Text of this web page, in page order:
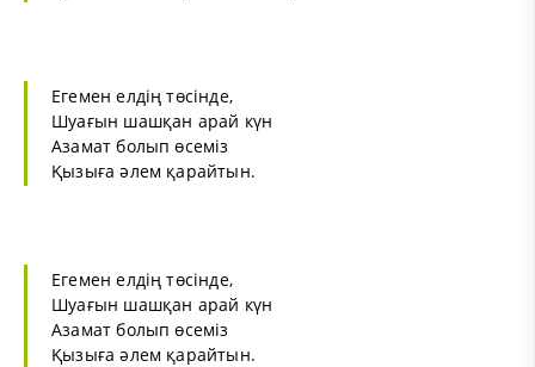
Егемен елдің төсінде,
Шуағын шашқан арай күн
Азамат болып өсеміз
Қызыға әлем қарайтын.
Егемен елдің төсінде,
Шуағын шашқан арай күн
Азамат болып өсеміз
Қызыға әлем қарайтын.